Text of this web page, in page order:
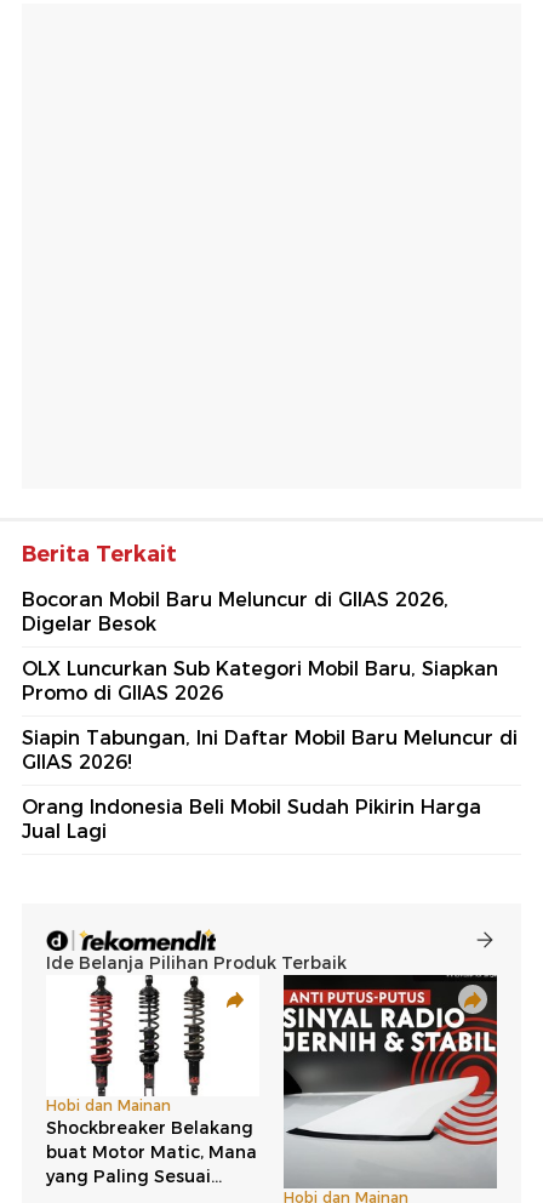
Berita Terkait
Bocoran Mobil Baru Meluncur di GIIAS 2026,
Digelar Besok
OLX Luncurkan Sub Kategori Mobil Baru, Siapkan
Promo di GIIAS 2026
Siapin Tabungan, Ini Daftar Mobil Baru Meluncur di
GIIAS 2026!
Orang Indonesia Beli Mobil Sudah Pikirin Harga
Jual Lagi